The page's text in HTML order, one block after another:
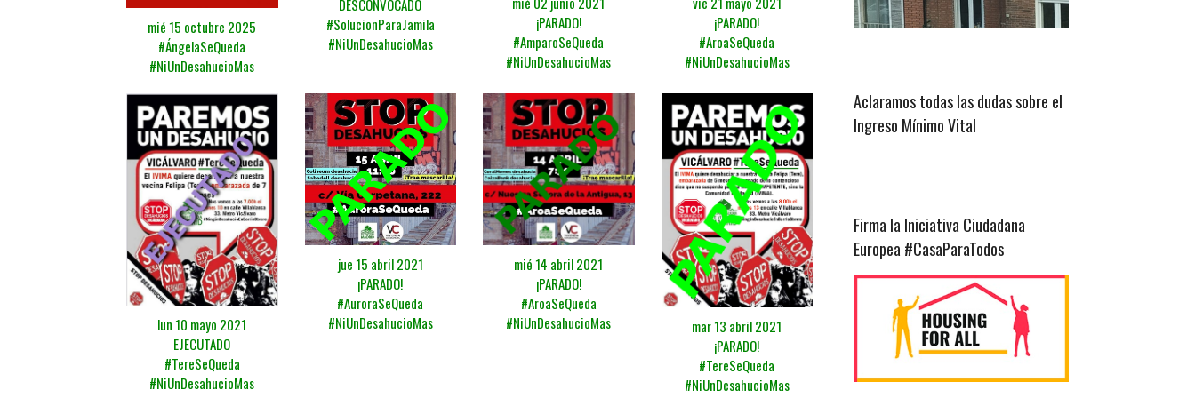
mié 15 octubre 2025
#ÁngelaSeQueda
#NiUnDesahucioMas
DESCONVOCADO
#SolucionParaJamila
#NiUnDesahucioMas
¡PARADO!
#AmparoSeQueda
#NiUnDesahucioMas
¡PARADO!
#AroaSeQueda
#NiUnDesahucioMas
lun 10 mayo 2021
EJECUTADO
#TereSeQueda
#NiUnDesahucioMas
jue 15 abril 2021
¡PARADO!
#AuroraSeQueda
#NiUnDesahucioMas
mié 14 abril 2021
¡PARADO!
#AroaSeQueda
#NiUnDesahucioMas
mar 13 abril 2021
¡PARADO!
#TereSeQueda
#NiUnDesahucioMas
Aclaramos todas las dudas sobre el
Ingreso Mínimo Vital
Firma la Iniciativa Ciudadana
Europea #CasaParaTodos